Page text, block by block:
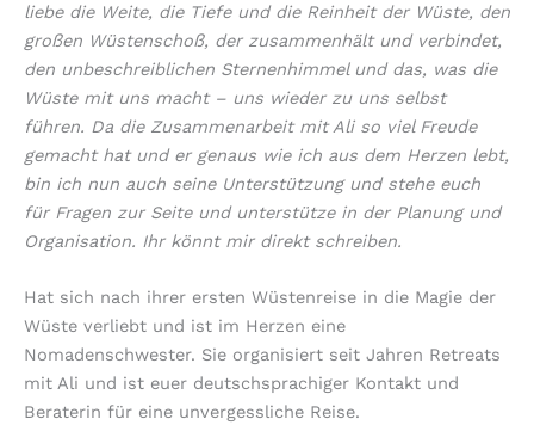
liebe die Weite, die Tiefe und die Reinheit der Wüste, den
großen Wüstenschoß, der zusammenhält und verbindet,
den unbeschreiblichen Sternenhimmel und das, was die
Wüste mit uns macht – uns wieder zu uns selbst
führen. Da die Zusammenarbeit mit Ali so viel Freude
gemacht hat und er genaus wie ich aus dem Herzen lebt,
bin ich nun auch seine Unterstützung und stehe euch
für Fragen zur Seite und unterstütze in der Planung und
Organisation. Ihr könnt mir direkt schreiben.
Hat sich nach ihrer ersten Wüstenreise in die Magie der
Wüste verliebt und ist im Herzen eine
Nomadenschwester. Sie organisiert seit Jahren Retreats
mit Ali und ist euer deutschsprachiger Kontakt und
Beraterin für eine unvergessliche Reise.